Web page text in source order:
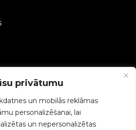
privātumu
un mobilās reklāmas
personalizēšanai, lai
un nepersonalizētas